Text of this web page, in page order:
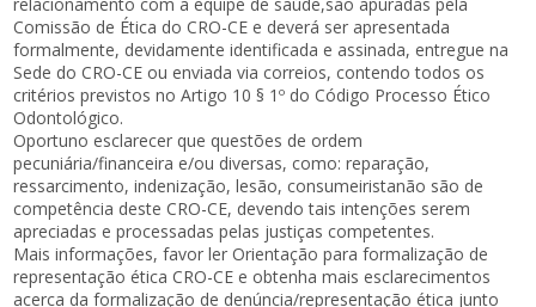
relacionamento com a equipe de saúde,são apuradas pela
Comissão de Ética do CRO-CE e deverá ser apresentada
formalmente, devidamente identificada e assinada, entregue na
Sede do CRO-CE ou enviada via correios, contendo todos os
critérios previstos no Artigo 10 § 1º do Código Processo Ético
Odontológico.
Oportuno esclarecer que questões de ordem
pecuniária/financeira e/ou diversas, como: reparação,
ressarcimento, indenização, lesão, consumeiristanão são de
competência deste CRO-CE, devendo tais intenções serem
apreciadas e processadas pelas justiças competentes.
Mais informações, favor ler Orientação para formalização de
representação ética CRO-CE e obtenha mais esclarecimentos
acerca da formalização de denúncia/representação ética junto